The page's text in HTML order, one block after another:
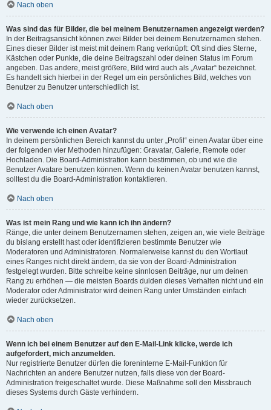
Nach oben
Was sind das für Bilder, die bei meinem Benutzernamen angezeigt werden?
In der Beitragsansicht können zwei Bilder bei deinem Benutzernamen stehen.
Eines dieser Bilder ist meist mit deinem Rang verknüpft: Oft sind dies Sterne,
Kästchen oder Punkte, die deine Beitragszahl oder deinen Status im Forum
angeben. Das andere, meist größere, Bild wird auch als „Avatar“ bezeichnet.
Es handelt sich hierbei in der Regel um ein persönliches Bild, welches von
Benutzer zu Benutzer unterschiedlich ist.
Nach oben
Wie verwende ich einen Avatar?
In deinem persönlichen Bereich kannst du unter „Profil“ einen Avatar über eine
der folgenden vier Methoden hinzufügen: Gravatar, Galerie, Remote oder
Hochladen. Die Board-Administration kann bestimmen, ob und wie die
Benutzer Avatare benutzen können. Wenn du keinen Avatar benutzen kannst,
solltest du die Board-Administration kontaktieren.
Nach oben
Was ist mein Rang und wie kann ich ihn ändern?
Ränge, die unter deinem Benutzernamen stehen, zeigen an, wie viele Beiträge
du bislang erstellt hast oder identifizieren bestimmte Benutzer wie
Moderatoren und Administratoren. Normalerweise kannst du den Wortlaut
eines Ranges nicht direkt ändern, da sie von der Board-Administration
festgelegt wurden. Bitte schreibe keine sinnlosen Beiträge, nur um deinen
Rang zu erhöhen — die meisten Boards dulden dieses Verhalten nicht und ein
Moderator oder Administrator wird deinen Rang unter Umständen einfach
wieder zurücksetzen.
Nach oben
Wenn ich bei einem Benutzer auf den E-Mail-Link klicke, werde ich
aufgefordert, mich anzumelden.
Nur registrierte Benutzer dürfen die foreninterne E-Mail-Funktion für
Nachrichten an andere Benutzer nutzen, falls diese von der Board-
Administration freigeschaltet wurde. Diese Maßnahme soll den Missbrauch
dieses Systems durch Gäste verhindern.